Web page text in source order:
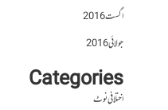
اگست 2016
جولائی 2016
Categories
اختلافی نوٹ